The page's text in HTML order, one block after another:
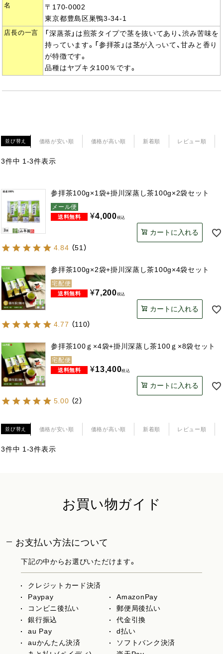
名
〒170-0002
東京都豊島区巣鴨3-34-1
店長の一言
「深蒸茶」は煎茶タイプで茎を抜いてあり、渋み苦味を
持っています。「参拝茶」は茎が入っいて、甘みと香り
が特徴です。
品種はヤブキタ100％です。
並び替え 価格が安い順 価格が高い順 新着順 レビュー順
3件中 1 -3件表示
参拝茶100g×1袋+掛川深蒸し茶100g×2袋セット
メール便
¥4,000税込
カートに入れる
4.84 （51 ）
参拝茶100g×2袋+掛川深蒸し茶100g×4袋セット
宅配便
¥7,200税込
カートに入れる
4.77 （110）
参拝茶100ｇ×4袋+掛川深蒸し茶100ｇ×8袋セット
宅配便
¥13,400税込
カートに入れる
5.00 （2）
並び替え 価格が安い順 価格が高い順 新着順 レビュー順
3件中 1 -3件表示
お買い物ガイド
お支払い方法について
下記の中からお選びいただけます。
クレジットカード決済
Paypay
AmazonPay
コンビニ後払い
郵便局後払い
銀行振込
代金引換
au Pay
d払い
auかんたん決済
ソフトバンク決済